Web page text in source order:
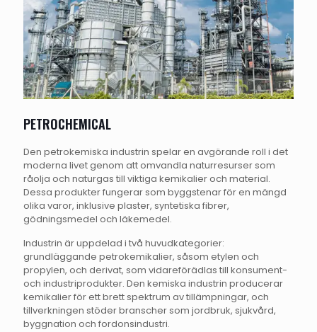
PETROCHEMICAL
Den petrokemiska industrin spelar en avgörande roll i det
moderna livet genom att omvandla naturresurser som
råolja och naturgas till viktiga kemikalier och material.
Dessa produkter fungerar som byggstenar för en mängd
olika varor, inklusive plaster, syntetiska fibrer,
gödningsmedel och läkemedel.
Industrin är uppdelad i två huvudkategorier:
grundläggande petrokemikalier, såsom etylen och
propylen, och derivat, som vidareförädlas till konsument-
och industriprodukter. Den kemiska industrin producerar
kemikalier för ett brett spektrum av tillämpningar, och
tillverkningen stöder branscher som jordbruk, sjukvård,
byggnation och fordonsindustri.